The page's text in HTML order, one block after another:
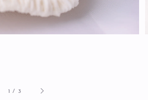
1 / 3